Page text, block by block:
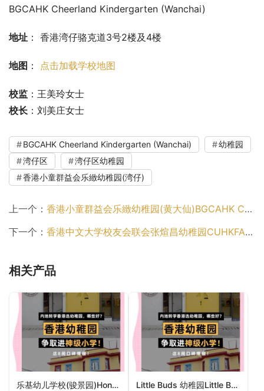
BGCAHK Cheerland Kindergarten (Wanchai)
地址 ： 香港湾仔骆克道3号2楼及4楼
地图 ： 点击加载学校地图
校监 ：王美玲女士
校长 ：刘美庄女士
BGCAHK Cheerland Kindergarten (Wanchai)
幼稚园
湾仔区
湾仔区幼稚园
香港小童群益会乐緻幼稚园(湾仔)
上一个： 香港小童群益会乐緻幼稚园(黄大仙)BGCAHK Cheerland Kindergarten (Wong Tai Sin)（黄大仙区幼稚园）
下一个： 香港中文大学校友会联会张煊昌幼稚园CUHKFAA Thomas Cheung Kindergarten（沙田区幼稚园）
相关产品
乐基幼儿学校(骏景园)Hong Kong (Ascot) Preschool（沙田区幼稚园） Little Buds 幼稚园Little Buds Kindergarten（油尖旺区幼稚园）